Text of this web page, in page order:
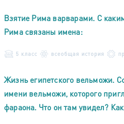
Взятие Рима варварами. С
Рима связаны имена:
5 класс всеобщая история
Жизнь египетского вельможи.
имени вельможи, которого
фараона. Что он там увидел?